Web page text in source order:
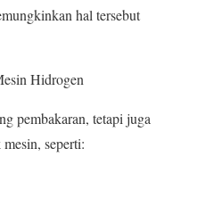
hal tersebut
Hidrogen
pembakaran, tetapi juga
seperti: